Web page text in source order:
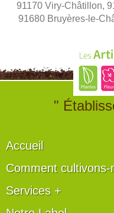
91170 Viry-Châtillon,
91680 Bruyères-le-
"
Accueil
Comment cultivons-
Services +